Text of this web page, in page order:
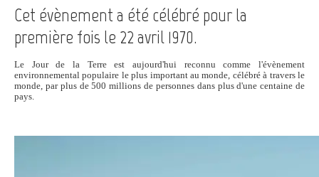
Cet évènement a été célébré pour la
première fois le 22 avril 1970.
Le Jour de la Terre est aujourd'hui reconnu comme l'évènement
environnemental populaire le plus important au monde, célébré à travers le
monde, par plus de 500 millions de personnes dans plus d'une centaine de
pays.